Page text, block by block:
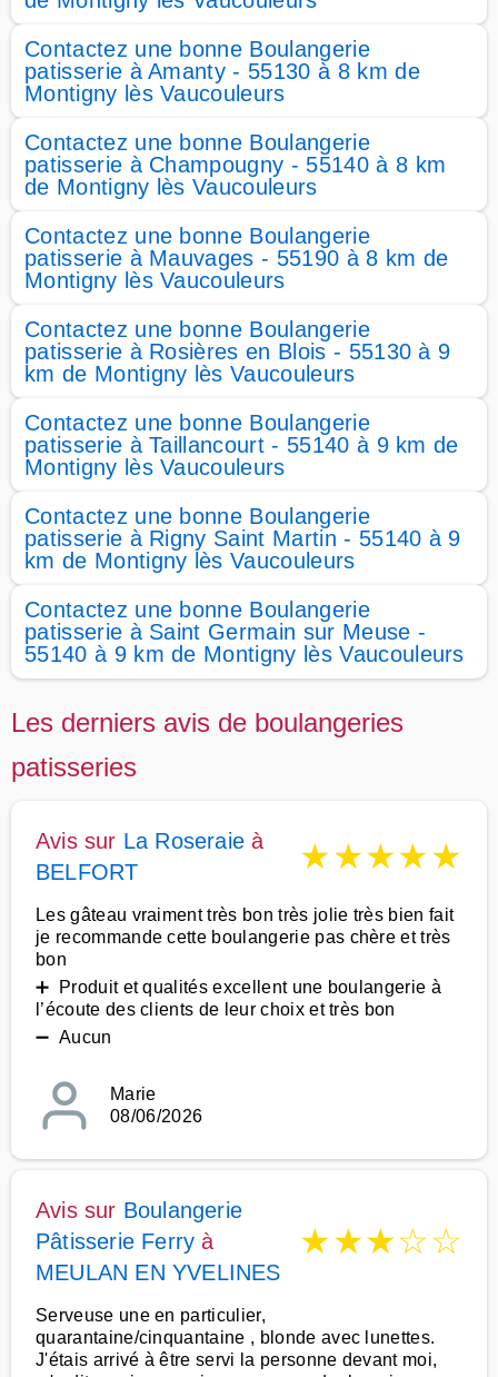
Contactez une bonne Boulangerie
patisserie à Amanty - 55130 à 8 km de
Montigny lès Vaucouleurs
Contactez une bonne Boulangerie
patisserie à Champougny - 55140 à 8 km
de Montigny lès Vaucouleurs
Contactez une bonne Boulangerie
patisserie à Mauvages - 55190 à 8 km de
Montigny lès Vaucouleurs
Contactez une bonne Boulangerie
patisserie à Rosières en Blois - 55130 à 9
km de Montigny lès Vaucouleurs
Contactez une bonne Boulangerie
patisserie à Taillancourt - 55140 à 9 km de
Montigny lès Vaucouleurs
Contactez une bonne Boulangerie
patisserie à Rigny Saint Martin - 55140 à 9
km de Montigny lès Vaucouleurs
Contactez une bonne Boulangerie
patisserie à Saint Germain sur Meuse -
55140 à 9 km de Montigny lès Vaucouleurs
Les derniers avis de boulangeries
patisseries
Avis sur La Roseraie à
BELFORT
★★★★★
Les gâteau vraiment très bon très jolie très bien fait
je recommande cette boulangerie pas chère et très
bon
➕ Produit et qualités excellent une boulangerie à
l’écoute des clients de leur choix et très bon
➖ Aucun
Marie
08/06/2026
Avis sur Boulangerie
Pâtisserie Ferry à
MEULAN EN YVELINES
★★★☆☆
Serveuse une en particulier,
quarantaine/cinquantaine , blonde avec lunettes.
J'étais arrivé à être servi la personne devant moi,